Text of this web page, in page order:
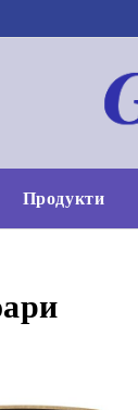
Продукти